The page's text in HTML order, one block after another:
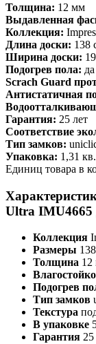
Толщина: 12 мм
Выдавленная
Коллекция:
Длина доски: 138
Ширина доски:
Подогрев пола: да
Scrach Guard
Антистатичная
Гарантия: 25 лет
Соответствие
Тип замков:
Упаковка: 1,31
Единиц товара в
Ultra
Коллекция
Размеры
Толщина
Подогрев
Тип замков
Текстура
В упаковке
Гарантия 25